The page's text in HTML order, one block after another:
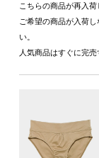
こちらの商品が再入
ご希望の商品が入荷
い。
人気商品はすぐに完